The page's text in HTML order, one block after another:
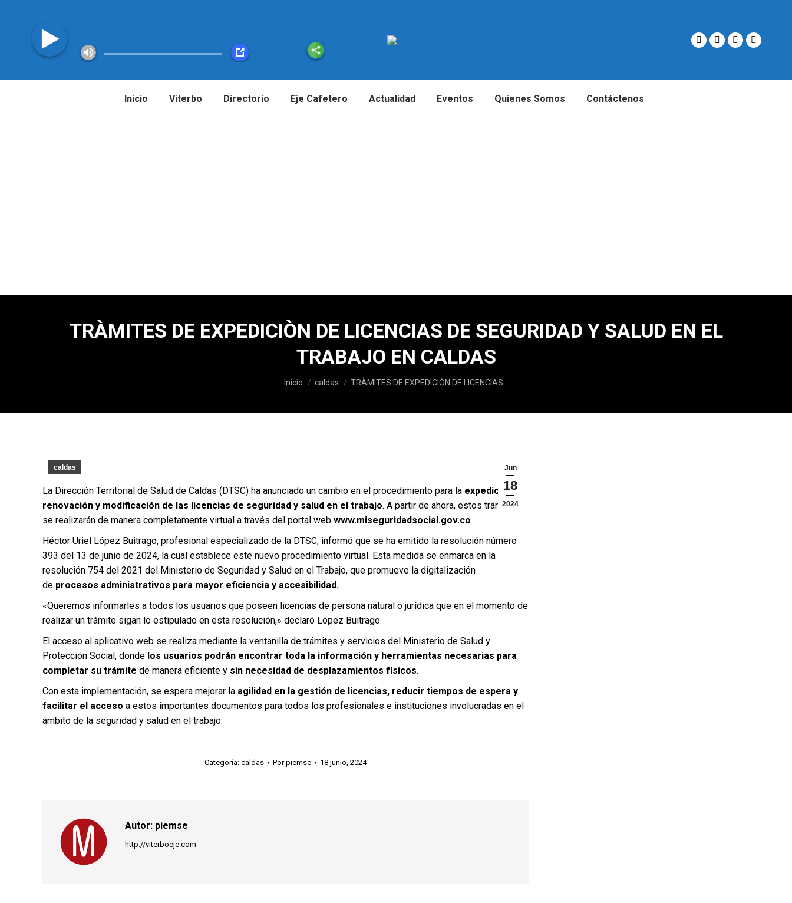
Inicio Viterbo Directorio Eje Cafetero Actualidad Eventos Quienes Somos Contáctenos
TRÀMITES DE EXPEDICIÒN DE LICENCIAS DE SEGURIDAD Y SALUD EN EL
TRABAJO EN CALDAS
Estás aquí:
Inicio caldas TRÀMITES DE EXPEDICIÒN DE LICENCIAS…
Jun
18
2024
caldas
La Dirección Territorial de Salud de Caldas (DTSC) ha anunciado un cambio en el procedimiento para la expedición,
renovación y modificación de las licencias de seguridad y salud en el trabajo. A partir de ahora, estos trámites
se realizarán de manera completamente virtual a través del portal web www.miseguridadsocial.gov.co
Héctor Uriel López Buitrago, profesional especializado de la DTSC, informó que se ha emitido la resolución número
393 del 13 de junio de 2024, la cual establece este nuevo procedimiento virtual. Esta medida se enmarca en la
resolución 754 del 2021 del Ministerio de Seguridad y Salud en el Trabajo, que promueve la digitalización
de procesos administrativos para mayor eficiencia y accesibilidad.
«Queremos informarles a todos los usuarios que poseen licencias de persona natural o jurídica que en el momento de
realizar un trámite sigan lo estipulado en esta resolución,» declaró López Buitrago.
El acceso al aplicativo web se realiza mediante la ventanilla de trámites y servicios del Ministerio de Salud y
Protección Social, donde los usuarios podrán encontrar toda la información y herramientas necesarias para
completar su trámite de manera eficiente y sin necesidad de desplazamientos físicos.
Con esta implementación, se espera mejorar la agilidad en la gestión de licencias, reducir tiempos de espera y
facilitar el acceso a estos importantes documentos para todos los profesionales e instituciones involucradas en el
ámbito de la seguridad y salud en el trabajo.
Categoría: caldas Porpiemse 18 junio, 2024
Autor: piemse
http://viterboeje.com